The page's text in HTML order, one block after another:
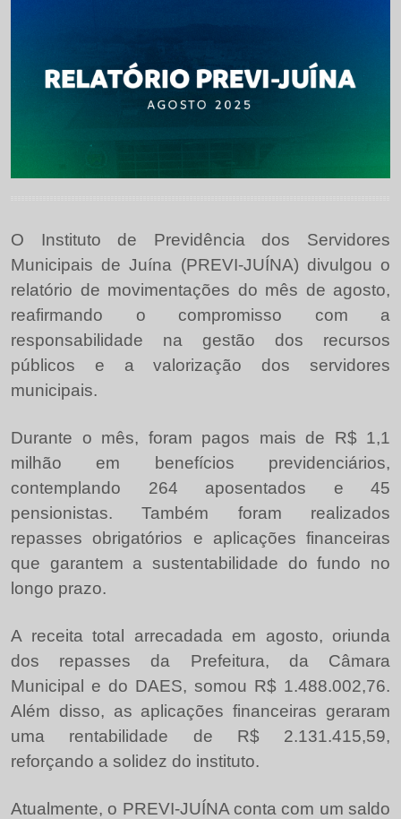
O Instituto de Previdência dos Servidores
Municipais de Juína (PREVI-JUÍNA) divulgou o
relatório de movimentações do mês de agosto,
reafirmando o compromisso com a
responsabilidade na gestão dos recursos
públicos e a valorização dos servidores
municipais.
Durante o mês, foram pagos mais de R$ 1,1
milhão em benefícios previdenciários,
contemplando 264 aposentados e 45
pensionistas. Também foram realizados
repasses obrigatórios e aplicações financeiras
que garantem a sustentabilidade do fundo no
longo prazo.
A receita total arrecadada em agosto, oriunda
dos repasses da Prefeitura, da Câmara
Municipal e do DAES, somou R$ 1.488.002,76.
Além disso, as aplicações financeiras geraram
uma rentabilidade de R$ 2.131.415,59,
reforçando a solidez do instituto.
Atualmente, o PREVI-JUÍNA conta com um saldo